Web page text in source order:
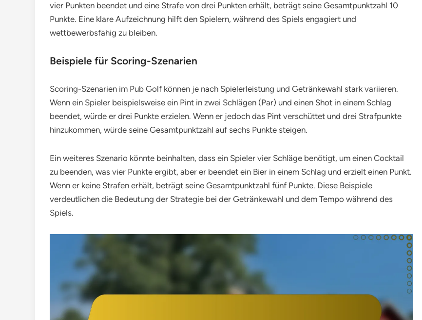
vier Punkten beendet und eine Strafe von drei Punkten erhält, beträgt seine Gesamtpunktzahl 10
Punkte. Eine klare Aufzeichnung hilft den Spielern, während des Spiels engagiert und
wettbewerbsfähig zu bleiben.
Beispiele für Scoring-Szenarien
Scoring-Szenarien im Pub Golf können je nach Spielerleistung und Getränkewahl stark variieren.
Wenn ein Spieler beispielsweise ein Pint in zwei Schlägen (Par) und einen Shot in einem Schlag
beendet, würde er drei Punkte erzielen. Wenn er jedoch das Pint verschüttet und drei Strafpunkte
hinzukommen, würde seine Gesamtpunktzahl auf sechs Punkte steigen.
Ein weiteres Szenario könnte beinhalten, dass ein Spieler vier Schläge benötigt, um einen Cocktail
zu beenden, was vier Punkte ergibt, aber er beendet ein Bier in einem Schlag und erzielt einen Punkt.
Wenn er keine Strafen erhält, beträgt seine Gesamtpunktzahl fünf Punkte. Diese Beispiele
verdeutlichen die Bedeutung der Strategie bei der Getränkewahl und dem Tempo während des
Spiels.